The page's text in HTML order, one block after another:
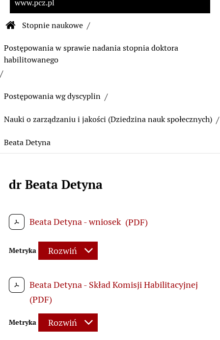
www.pcz.pl
Ścieżka nawigacyjna
Strona główna Biuletynu Informacji
Stopnie naukowe
Postępowania w sprawie nadania stopnia doktora
habilitowanego
Postępowania wg dyscyplin
Nauki o zarządzaniu i jakości (Dziedzina nauk społecznych)
Beata Detyna
Treść strony
dr Beata Detyna
Beata Detyna - wniosek (PDF)
Metryka Rozwiń
Beata Detyna - Skład Komisji Habilitacyjnej
(PDF)
Metryka Rozwiń